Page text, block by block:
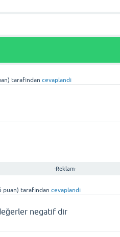
tarafından cevaplandı
-Reklam-
puan) tarafından cevaplandı
negatif dir